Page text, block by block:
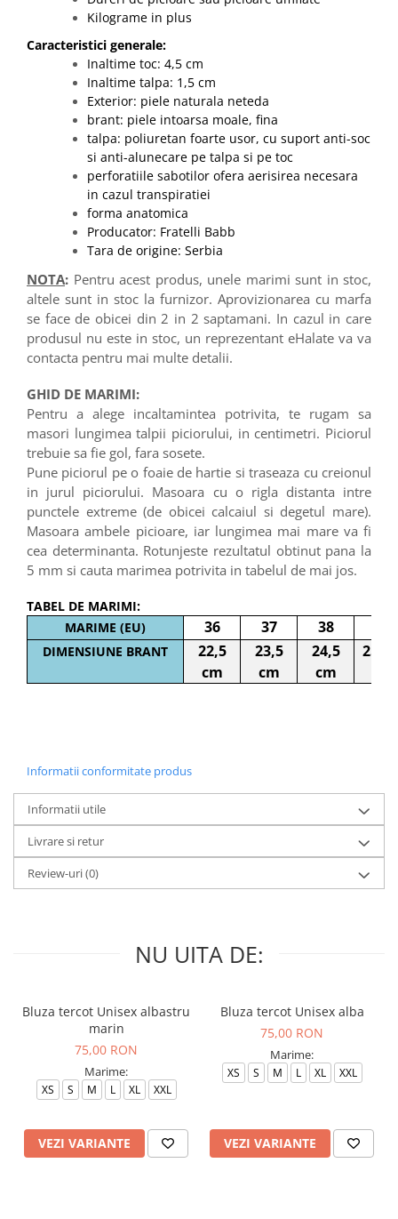
Kilograme in plus
Caracteristici generale:
Inaltime toc: 4,5 cm
Inaltime talpa: 1,5 cm
Exterior: piele naturala neteda
brant: piele intoarsa moale, fina
talpa: poliuretan foarte usor, cu suport anti-soc
si anti-alunecare pe talpa si pe toc
perforatiile sabotilor ofera aerisirea necesara
in cazul transpiratiei
forma anatomica
Producator: Fratelli Babb
Tara de origine: Serbia
NOTA: Pentru acest produs, unele marimi sunt in stoc,
altele sunt in stoc la furnizor. Aprovizionarea cu marfa
se face de obicei din 2 in 2 saptamani. In cazul in care
produsul nu este in stoc, un reprezentant eHalate va va
contacta pentru mai multe detalii.
GHID DE MARIMI:
Pentru a alege incaltamintea potrivita, te rugam sa
masori lungimea talpii piciorului, in centimetri. Piciorul
trebuie sa fie gol, fara sosete.
Pune piciorul pe o foaie de hartie si traseaza cu creionul
in jurul piciorului. Masoara cu o rigla distanta intre
punctele extreme (de obicei calcaiul si degetul mare).
Masoara ambele picioare, iar lungimea mai mare va fi
cea determinanta. Rotunjeste rezultatul obtinut pana la
5 mm si cauta marimea potrivita in tabelul de mai jos.
TABEL DE MARIMI:
MARIME (EU)
36 37 38
DIMENSIUNE BRANT
22,5
cm
23,5
cm
24,5
cm
25
Informatii conformitate produs
Informatii utile
Livrare si retur
Review-uri(0)
NU UITA DE:
Bluza tercot Unisex albastru
marin
75,00 RON
Marime:
XS S M L XL XXL
VEZI VARIANTE
Bluza tercot Unisex alba
75,00 RON
Marime:
XS S M L XL XXL
VEZI VARIANTE